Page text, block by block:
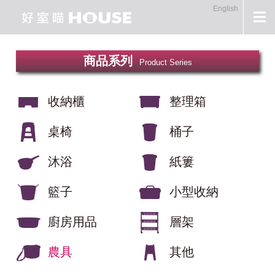
English
商品系列 Product Series
收納櫃 整理箱
桌椅 桶子
沐浴 紙簍
籃子 小型收納
廚房用品 層架
農具 其他